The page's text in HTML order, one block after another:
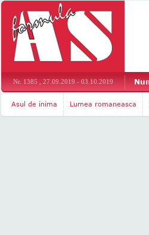
Nr. 1385 , 27.09.2019 - 03.10.2019
Asul de inima Lumea romaneasca